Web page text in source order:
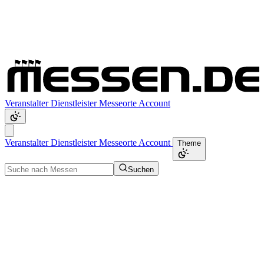
VeranstalterDienstleisterMesseorte Account
VeranstalterDienstleisterMesseorte Account Theme
Suchen